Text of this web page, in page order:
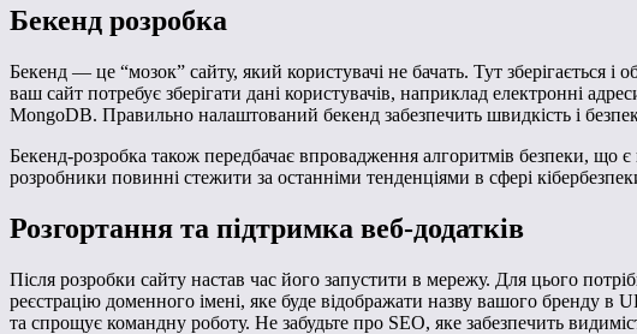
Бекенд розробка
Бекенд — це “мозок” сайту, який користувачі не бачать. Тут зберігається
ваш сайт потребує зберігати дані користувачів, наприклад електронні
MongoDB. Правильно налаштований бекенд забезпечить швидкість і
Бекенд-розробка також передбачає впровадження алгоритмів безпеки, що
розробники повинні стежити за останніми тенденціями в сфері
Розгортання та підтримка веб-додатків
Після розробки сайту настав час його запустити в мережу. Для цього
реєстрацію доменного імені, яке буде відображати назву вашого бренду
та спрощує командну роботу. Не забудьте про SEO, яке забезпечить